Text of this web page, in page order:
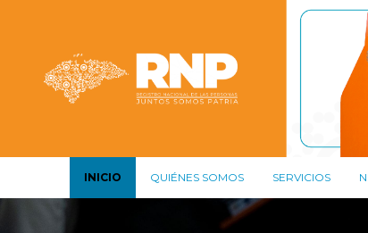
INICIO QUIÉNES SOMOS SERVICIOS